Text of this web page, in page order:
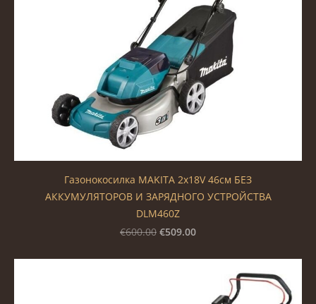
Газонокосилка MAKITA 2x18V 46см БЕЗ
АККУМУЛЯТОРОВ И ЗАРЯДНОГО УСТРОЙСТВА
DLM460Z
€600.00 €509.00